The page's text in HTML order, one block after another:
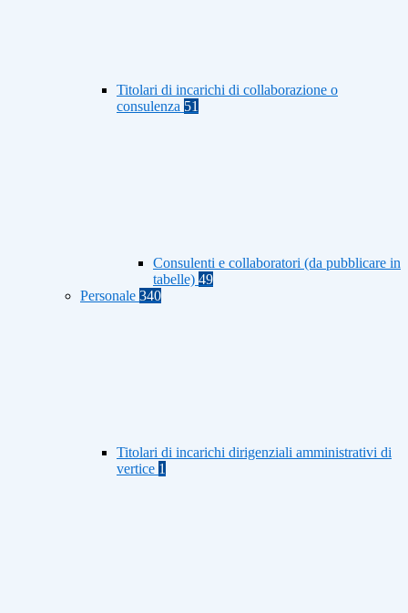
Titolari di incarichi di collaborazione o
consulenza 51
Consulenti e collaboratori (da pubblicare in
tabelle) 49
Personale 340
Titolari di incarichi dirigenziali amministrativi di
vertice 1